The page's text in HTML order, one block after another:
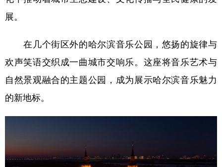
展。
在几个街区外的哈尔滨音乐公园，悠扬的旋律与
欢声笑语交织成一曲城市交响乐。这座将音乐艺术与
自然景观融合的主题公园，成为展示哈尔滨音乐魅力
的新地标。